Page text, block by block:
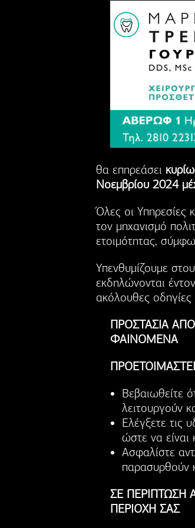
θα επηρεάσει
Νοεμβρίου 2024
Όλες οι Υπηρεσίες
τον μηχανισμό
ετοιμότητας,
Υπενθυμίζουμε
εκδηλώνονται
ακόλουθες
ΠΡΟΣΤΑΣΙΑ
ΦΑΙΝΟΜΕΝΑ
Βεβαιωθείτε
λειτουργούν
Ελέγξετε τις
ώστε να
Ασφαλίστε
παρασυρθούν
ΣΕ
ΠΕΡΙΟΧΗ ΣΑΣ